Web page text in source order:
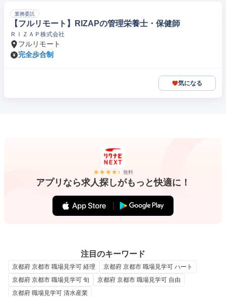
業務委託
【フルリモート】RIZAPの管理栄養士・保健師
ＲＩＺＡＰ株式会社
フルリモート
完全歩合制
気になる
無料
アプリなら求人探しがもっと快適に！
注目のキーワード
京都府 京都市 職場見学可 経理
京都府 京都市 職場見学可 ハート
京都府 京都市 職場見学可 旬
京都府 京都市 職場見学可 自由
京都府 職場見学可 清水産業